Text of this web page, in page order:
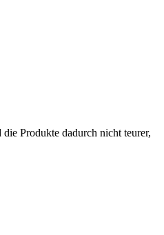
Produkte dadurch nicht teurer,